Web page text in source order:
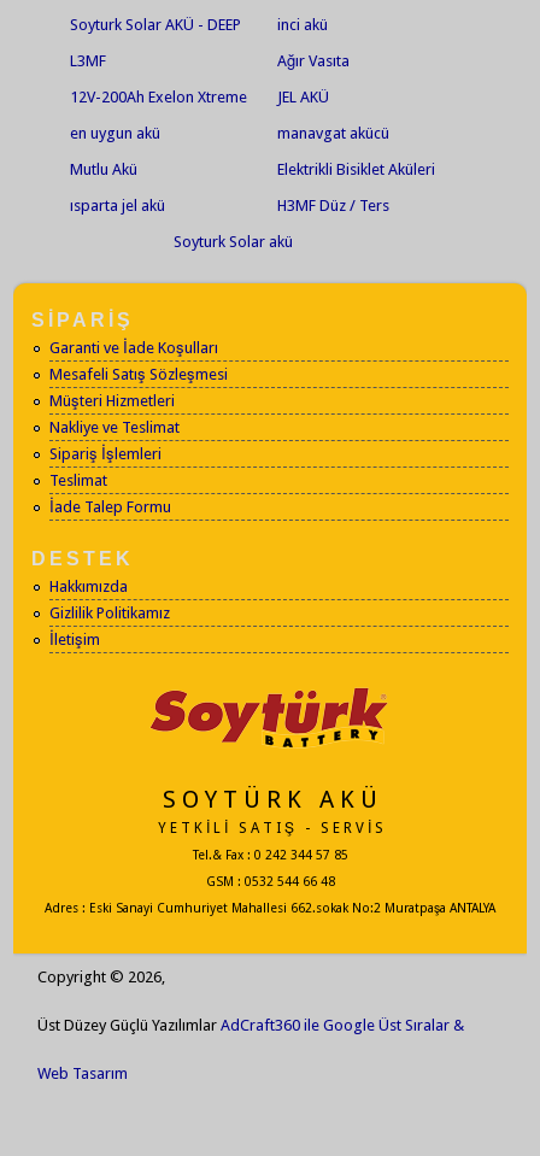
tamiri bakımı
akü jel akü en ucuz jel
akü.serik akü.alanya akü
Soyturk Solar AKÜ - DEEP
inci akü
L3MF
Ağır Vasıta
12V-200Ah Exelon Xtreme
Solar Jel Akü
JEL AKÜ
en uygun akü
manavgat akücü
Mutlu Akü
Elektrikli Bisiklet Aküleri
ısparta jel akü
H3MF Düz / Ters
Soyturk Solar akü
SİPARİŞ
Garanti ve İade Koşulları
Mesafeli Satış Sözleşmesi
Müşteri Hizmetleri
Nakliye ve Teslimat
Sipariş İşlemleri
Teslimat
İade Talep Formu
DESTEK
Hakkımızda
Gizlilik Politikamız
İletişim
S O Y T Ü R K A K Ü
Y E T K İ L İ S A T I Ş - S E R V İ S
Tel.& Fax : 0 242 344 57 85
GSM : 0532 544 66 48
Adres : Eski Sanayi Cumhuriyet Mahallesi 662.sokak No:2 Muratpaşa ANTALYA
Copyright © 2026,
Üst Düzey Güçlü YazılımlarAdCraft360 ile Google Üst Sıralar &
Web Tasarım